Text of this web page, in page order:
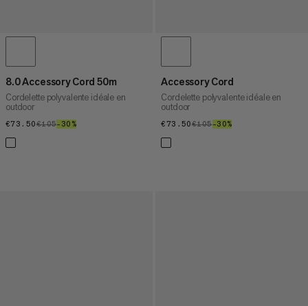
8.0 Accessory Cord 50m
Cordelette polyvalente idéale en
outdoor
€73.50€73.50
€105€105
–30%
Accessory Cord
Cordelette polyvalente idéale en
outdoor
€73.50€73.50
€105€105
–30%